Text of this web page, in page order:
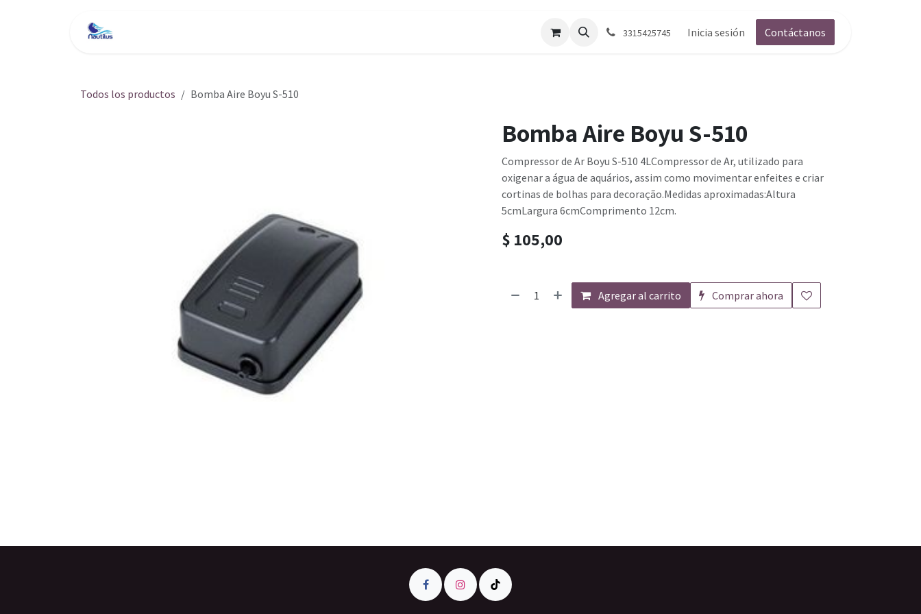
Solicitar cotizacion Blog Contáctenos
3315425745 Inicia sesión Contáctanos
Todos los productos Bomba Aire Boyu S-510
Bomba Aire Boyu S-510
Compressor de Ar Boyu S-510 4LCompressor de Ar, utilizado para
oxigenar a água de aquários, assim como movimentar enfeites e criar
cortinas de bolhas para decoração.Medidas aproximadas:Altura
5cmLargura 6cmComprimento 12cm.
$ 105,00
Agregar al carrito Comprar ahora